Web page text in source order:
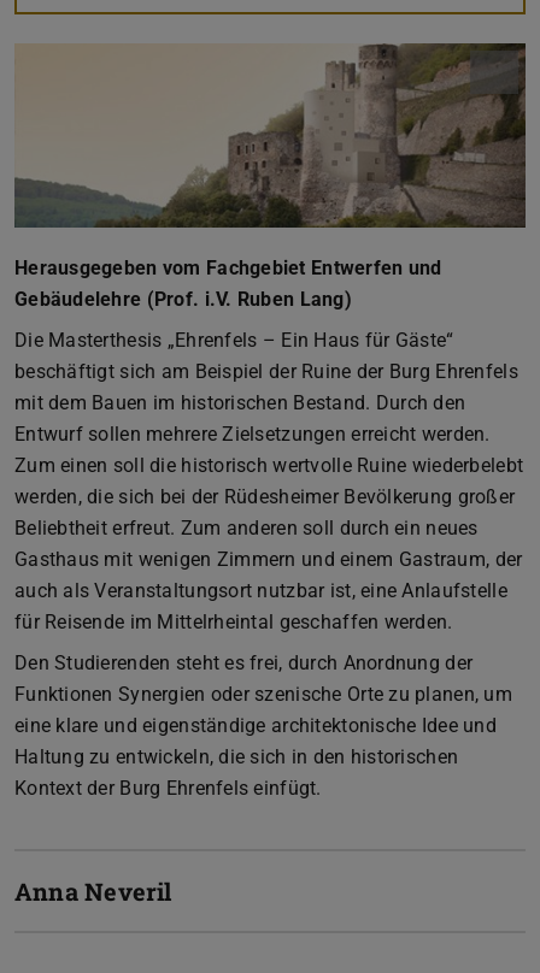
Herausgegeben vom Fachgebiet Entwerfen und
Gebäudelehre (Prof. i.V. Ruben Lang)
Die Masterthesis „Ehrenfels – Ein Haus für Gäste“
beschäftigt sich am Beispiel der Ruine der Burg Ehrenfels
mit dem Bauen im historischen Bestand. Durch den
Entwurf sollen mehrere Zielsetzungen erreicht werden.
Zum einen soll die historisch wertvolle Ruine wiederbelebt
werden, die sich bei der Rüdesheimer Bevölkerung großer
Beliebtheit erfreut. Zum anderen soll durch ein neues
Gasthaus mit wenigen Zimmern und einem Gastraum, der
auch als Veranstaltungsort nutzbar ist, eine Anlaufstelle
für Reisende im Mittelrheintal geschaffen werden.
Den Studierenden steht es frei, durch Anordnung der
Funktionen Synergien oder szenische Orte zu planen, um
eine klare und eigenständige architektonische Idee und
Haltung zu entwickeln, die sich in den historischen
Kontext der Burg Ehrenfels einfügt.
Anna Neveril